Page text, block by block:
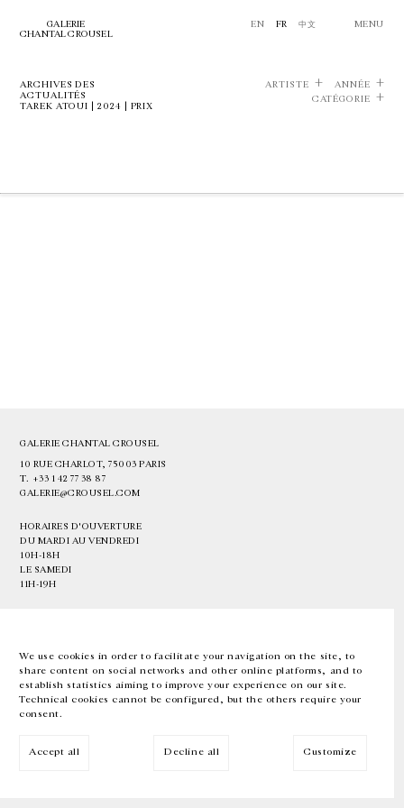
We use cookies in order to facilitate your navigation on the site, to
share content on social networks and other online platforms, and to
establish statistics aiming to improve your experience on our site.
Technical cookies cannot be configured, but the others require your
consent.
Accept all Decline all Customize
GALERIE
CHANTAL CROUSEL
EN FR 中文 MENU
ARCHIVES DES
ACTUALITÉS
TAREK ATOUI | 2024 | PRIX
ARTISTE
ANNÉE
CATÉGORIE
GALERIE CHANTAL CROUSEL
10 RUE CHARLOT, 75003 PARIS
T. +33 1 42 77 38 87
GALERIE@CROUSEL.COM
HORAIRES D'OUVERTURE
DU MARDI AU VENDREDI
10H-18H
LE SAMEDI
11H-19H
EN FR 中文 Facebook Instagram
Inscrivez-vous à notre newsletter